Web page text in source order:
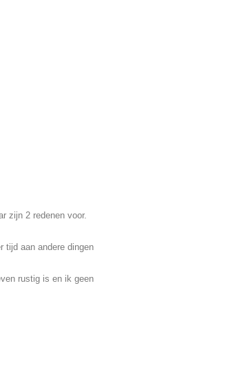
zijn 2 redenen voor.
tijd aan andere dingen
rustig is en ik geen